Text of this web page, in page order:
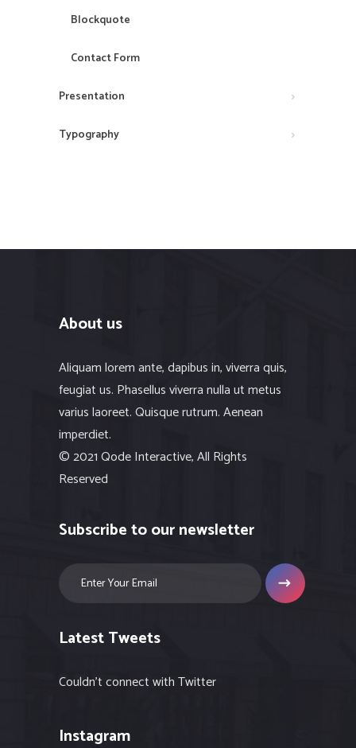
Blockquote
Contact Form
Presentation
Typography
About us
Aliquam lorem ante, dapibus in, viverra quis,
feugiat us. Phasellus viverra nulla ut metus
varius laoreet. Quisque rutrum. Aenean
imperdiet.
© 2021 Qode Interactive, All Rights
Reserved
Subscribe to our newsletter
Latest Tweets
Couldn't connect with Twitter
Instagram